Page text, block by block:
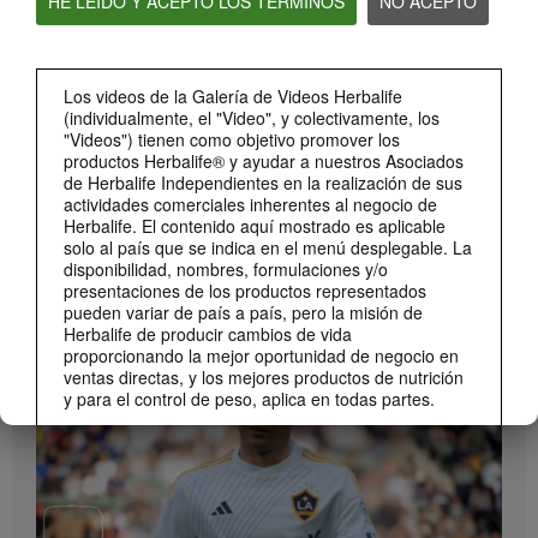
Los videos de la Galería de Videos Herbalife
(individualmente, el "Video", y colectivamente, los
"Videos") tienen como objetivo promover los
productos Herbalife® y ayudar a nuestros Asociados
de Herbalife Independientes en la realización de sus
actividades comerciales inherentes al negocio de
Herbalife. El contenido aquí mostrado es aplicable
solo al país que se indica en el menú desplegable. La
disponibilidad, nombres, formulaciones y/o
presentaciones de los productos representados
pueden variar de país a país, pero la misión de
Herbalife de producir cambios de vida
proporcionando la mejor oportunidad de negocio en
ventas directas, y los mejores productos de nutrición
y para el control de peso, aplica en todas partes.
Los Videos podrían incluir las experiencias del
volumen de ventas acumulado, o reseñas de
ingresos adquiridos, de Asociados de Herbalife
Independientes de diferentes niveles del Plan de
Ventas y Mercadeo en diversos países. Estos
Bioniq GO: Conoce los productos
Cómo tomar Bioniq GO
Descubre las diferentes formas de usar Bioniq GO.
MARCA Y PATROCINIOS Ver Todos